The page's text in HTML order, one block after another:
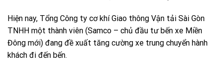
Hiện nay, Tổng Công ty cơ khí Giao thông Vận tải Sài Gòn
TNHH một thành viên (Samco – chủ đầu tư bến xe Miền
Đông mới) đang đề xuất tăng cường xe trung chuyển hành
khách đi đến bến.